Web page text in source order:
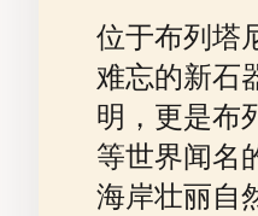
位于布列塔
难忘的新石
明，更是布
等世界闻名
海岸壮丽自